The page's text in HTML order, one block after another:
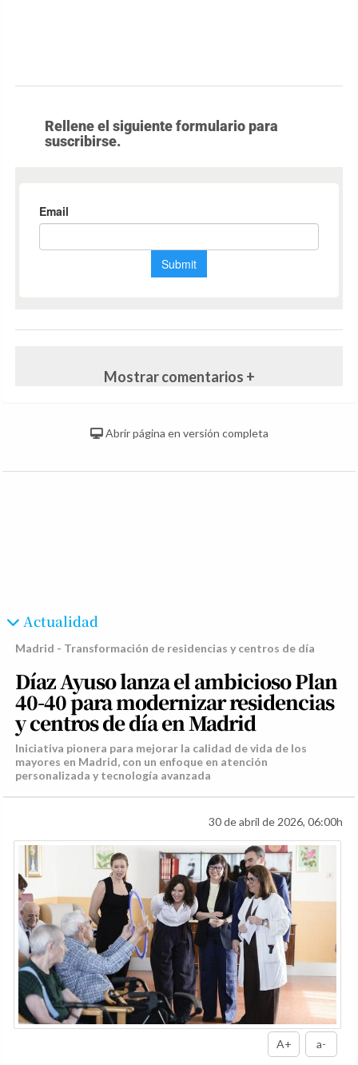
Rellene el siguiente formulario para
suscribirse.
Mostrar comentarios +
Abrir página en versión completa
Actualidad
Madrid - Transformación de residencias y centros de día
Díaz Ayuso lanza el ambicioso Plan
40-40 para modernizar residencias
y centros de día en Madrid
Iniciativa pionera para mejorar la calidad de vida de los
mayores en Madrid, con un enfoque en atención
personalizada y tecnología avanzada
30 de abril de 2026, 06:00h
A+ a-